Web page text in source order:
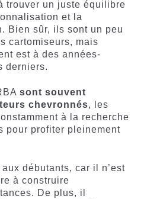
trouver un juste équilibre
et la
Bien sûr, ils sont un peu
cartomiseurs, mais
est à des années-
derniers.
sont souvent
chevronnés, les
à la recherche
pour profiter pleinement
débutants, car il n’est
à construire
De plus, il